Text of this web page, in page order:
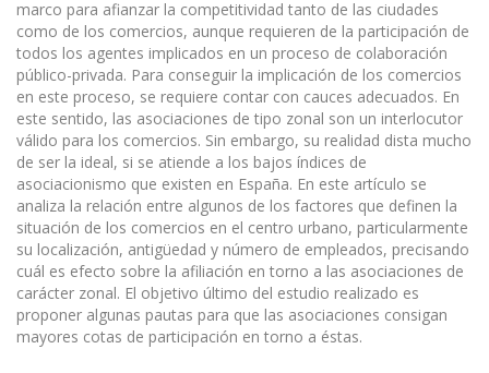
marco para afianzar la competitividad tanto de las ciudades
como de los comercios, aunque requieren de la participación de
todos los agentes implicados en un proceso de colaboración
público-privada. Para conseguir la implicación de los comercios
en este proceso, se requiere contar con cauces adecuados. En
este sentido, las asociaciones de tipo zonal son un interlocutor
válido para los comercios. Sin embargo, su realidad dista mucho
de ser la ideal, si se atiende a los bajos índices de
asociacionismo que existen en España. En este artículo se
analiza la relación entre algunos de los factores que definen la
situación de los comercios en el centro urbano, particularmente
su localización, antigüedad y número de empleados, precisando
cuál es efecto sobre la afiliación en torno a las asociaciones de
carácter zonal. El objetivo último del estudio realizado es
proponer algunas pautas para que las asociaciones consigan
mayores cotas de participación en torno a éstas.